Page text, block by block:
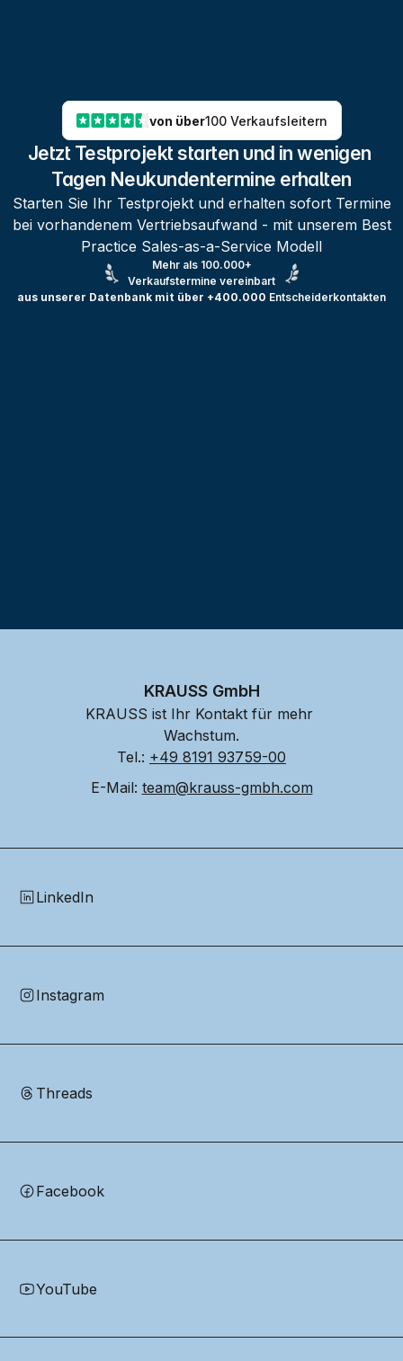
von über100 Verkaufsleitern
Jetzt Testprojekt starten und in wenigen
Tagen Neukundentermine erhalten
Starten Sie Ihr Testprojekt und erhalten sofort Termine
bei vorhandenem Vertriebsaufwand - mit unserem Best
Practice Sales-as-a-Service Modell
Mehr als 100.000+
Verkaufstermine vereinbart
aus unserer Datenbank mit über +400.000 Entscheiderkontakten
KRAUSS GmbH
KRAUSS ist Ihr Kontakt für mehr
Wachstum.
Tel.: +49 8191 93759-00
E-Mail: team@krauss-gmbh.com
LinkedIn
Instagram
Threads
Facebook
YouTube